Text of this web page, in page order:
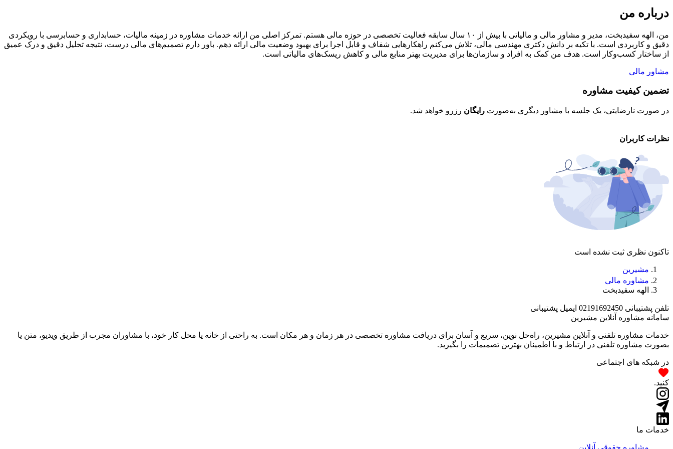
درباره من
من، الهه سفیدبخت، مدیر و مشاور مالی و مالیاتی با بیش از ۱۰ سال سابقه فعالیت تخصصی در حوزه مالی هستم. تمرکز اصلی من ارائه خدمات مشاوره در زمینه مالیات، حسابداری و حسابرسی با رویکردی
دقیق و کاربردی است. با تکیه بر دانش دکتری مهندسی مالی، تلاش می‌کنم راهکارهایی شفاف و قابل اجرا برای بهبود وضعیت مالی ارائه دهم. باور دارم تصمیم‌های مالی درست، نتیجه تحلیل دقیق و درک عمیق
از ساختار کسب‌وکار است. هدف من کمک به افراد و سازمان‌ها برای مدیریت بهتر منابع مالی و کاهش ریسک‌های مالیاتی است.
مشاور مالی
تضمین کیفیت مشاوره
در صورت نارضایتی، یک جلسه با مشاور دیگری به‌صورت رایگان رزرو خواهد شد.
نظرات کاربران
تاکنون نظری ثبت نشده است
مشیرین
مشاوره مالی
الهه سفیدبخت
تلفن پشتیبانی 02191692450 ایمیل پشتیبانی
سامانه مشاوره آنلاین مشیرین
خدمات مشاوره تلفنی و آنلاین مشیرین، راه‌‌حل نوین، سریع و آسان برای دریافت مشاوره تخصصی در هر زمان و هر مکان است. به راحتی از خانه یا محل کار خود، با مشاوران مجرب از طریق ویدیو، متن یا
بصورت مشاوره تلفنی در ارتباط و با اطمینان بهترین تصمیمات را بگیرید.
در شبکه های اجتماعی
کنید.
خدمات ما
مشاوره حقوقی آنلاین